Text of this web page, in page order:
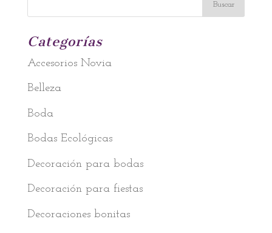
Categorías
Accesorios Novia
Belleza
Boda
Bodas Ecológicas
Decoración para bodas
Decoración para fiestas
Decoraciones bonitas